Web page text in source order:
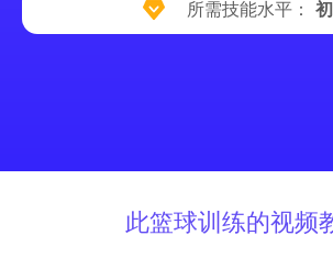
所需技能水平：
此篮球训练的视频